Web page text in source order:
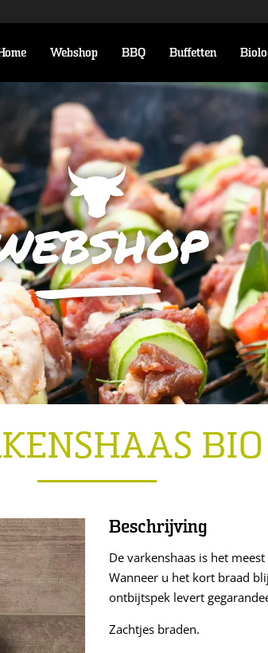
Webshop BBQ Buffetten
BIO
Beschrijving
De varkenshaas is het
Wanneer u het kort braad
ontbijtspek levert
Zachtjes braden.